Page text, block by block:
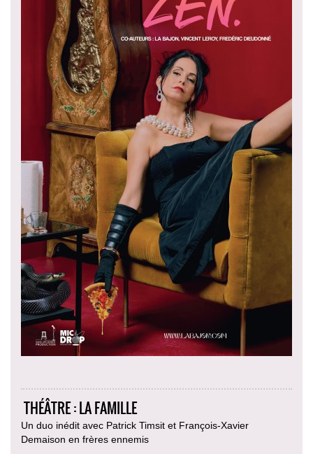
THÉÂTRE : LA FAMILLE
Un duo inédit avec Patrick Timsit et François-Xavier
Demaison en frères ennemis